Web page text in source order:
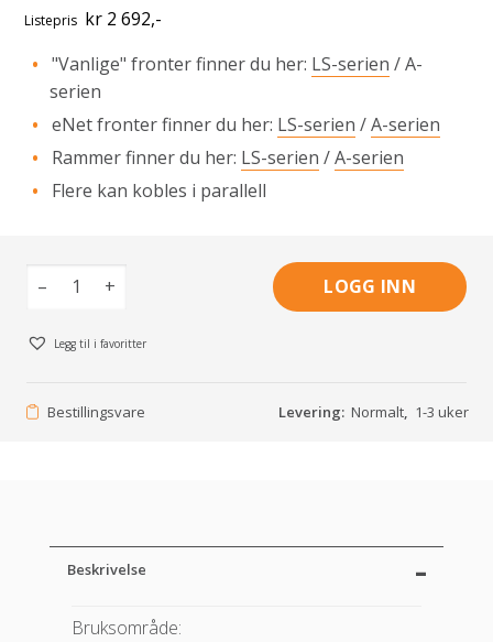
Listepris kr 2 692,-
"Vanlige" fronter finner du her: LS-serien /A-
serien
eNet fronter finner du her: LS-serien /A-serien
Rammer finner du her: LS-serien /A-serien
Flere kan kobles i parallell
– + LOGG INN
Legg til i favoritter
Bestillingsvare Levering: Normalt, 1-3 uker
Beskrivelse
Bruksområde: